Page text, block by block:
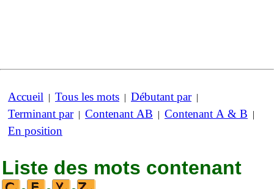
Accueil | Tous les mots | Débutant par|
Terminant par| Contenant AB | Contenant A & B |
En position
Liste des mots contenant